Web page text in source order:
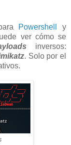
Powershell
y
ver cómo se
inversos:
. Solo por el